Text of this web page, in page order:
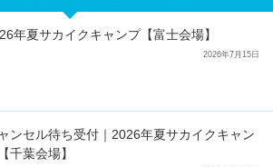
年夏サカイクキャンプ【富士会場】
2026年7月15日
ンセル待ち受付｜2026年夏サカイクキャン
千葉会場】